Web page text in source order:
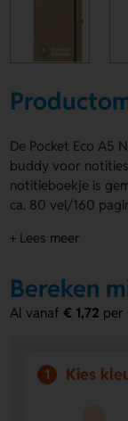
De Pocket Eco A5
buddy voor
notitieboekje is
ca. 80 vel/160
en elastische
Groen en Blauw.
middle, Voorzijde
the top, Voorzijde
vraag een prijs op.
+ Lees meer
Bereken
Al vanaf€ 1,72 per
1 Kies